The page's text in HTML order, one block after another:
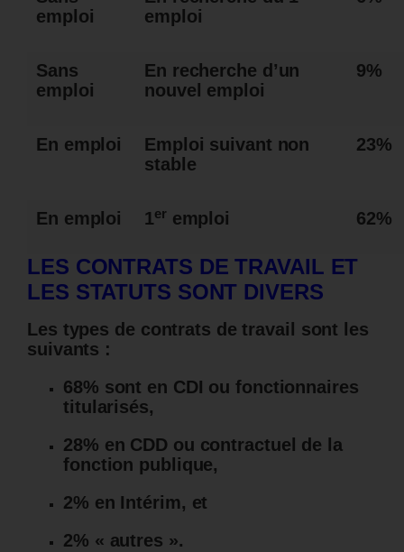
emploi
emploi
Sans
emploi
En recherche d’un
nouvel emploi
9%
En emploi
Emploi suivant non
stable
23%
En emploi 1er emploi 62%
LES CONTRATS DE TRAVAIL ET
LES STATUTS SONT DIVERS
Les types de contrats de travail sont les
suivants :
68% sont en CDI ou fonctionnaires
titularisés,
28% en CDD ou contractuel de la
fonction publique,
2% en Intérim, et
2% « autres ».